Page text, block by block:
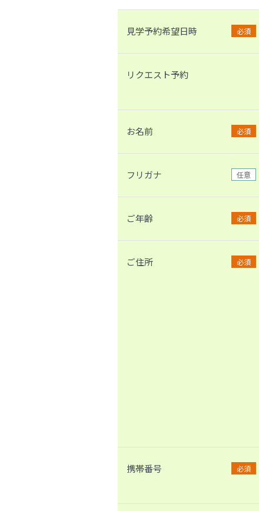
見学予約希望日時 必須
リクエスト予約
お名前 必須
フリガナ 任意
ご年齢 必須
ご住所 必須
携帯番号
必須